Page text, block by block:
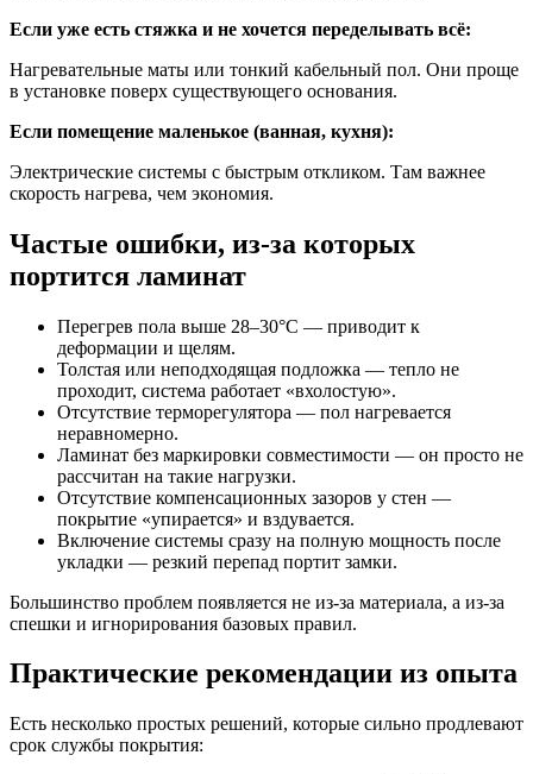
Если уже есть стяжка и не хочется переделывать всё:
Нагревательные маты или тонкий кабельный пол. Они проще
в установке поверх существующего основания.
Если помещение маленькое (ванная, кухня):
Электрические системы с быстрым откликом. Там важнее
скорость нагрева, чем экономия.
Частые ошибки, из-за которых
портится ламинат
Перегрев пола выше 28–30°C — приводит к
деформации и щелям.
Толстая или неподходящая подложка — тепло не
проходит, система работает «вхолостую».
Отсутствие терморегулятора — пол нагревается
неравномерно.
Ламинат без маркировки совместимости — он просто не
рассчитан на такие нагрузки.
Отсутствие компенсационных зазоров у стен —
покрытие «упирается» и вздувается.
Включение системы сразу на полную мощность после
укладки — резкий перепад портит замки.
Большинство проблем появляется не из-за материала, а из-за
спешки и игнорирования базовых правил.
Практические рекомендации из опыта
Есть несколько простых решений, которые сильно продлевают
срок службы покрытия: